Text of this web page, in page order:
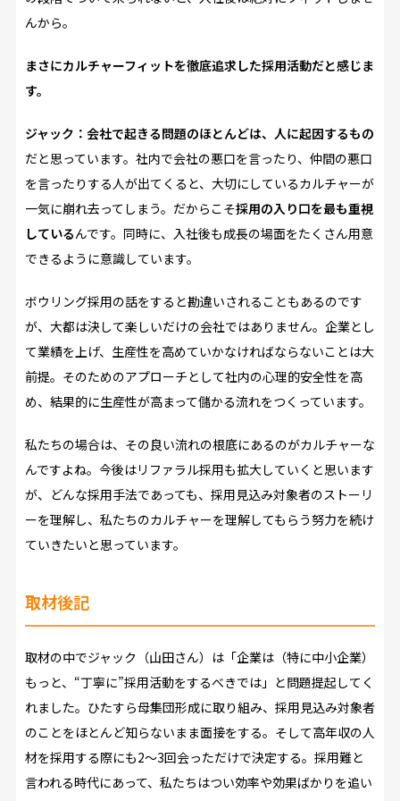
んから。
――まさにカルチャーフィットを徹底追求した採用活動だと感じま
す。
ジャック：会社で起きる問題のほとんどは、人に起因するもの
だと思っています。社内で会社の悪口を言ったり、仲間の悪口
を言ったりする人が出てくると、大切にしているカルチャーが
一気に崩れ去ってしまう。だからこそ採用の入り口を最も重視
しているんです。同時に、入社後も成長の場面をたくさん用意
できるように意識しています。
ボウリング採用の話をすると勘違いされることもあるのです
が、大都は決して楽しいだけの会社ではありません。企業とし
て業績を上げ、生産性を高めていかなければならないことは大
前提。そのためのアプローチとして社内の心理的安全性を高
め、結果的に生産性が高まって儲かる流れをつくっています。
私たちの場合は、その良い流れの根底にあるのがカルチャーな
んですよね。今後はリファラル採用も拡大していくと思います
が、どんな採用手法であっても、採用見込み対象者のストーリ
ーを理解し、私たちのカルチャーを理解してもらう努力を続け
ていきたいと思っています。
取材後記
取材の中でジャック（山田さん）は「企業は（特に中小企業）
もっと、“丁寧に”採用活動をするべきでは」と問題提起してく
れました。ひたすら母集団形成に取り組み、採用見込み対象者
のことをほとんど知らないまま面接をする。そして高年収の人
材を採用する際にも2～3回会っただけで決定する。採用難と
言われる時代にあって、私たちはつい効率や効果ばかりを追い